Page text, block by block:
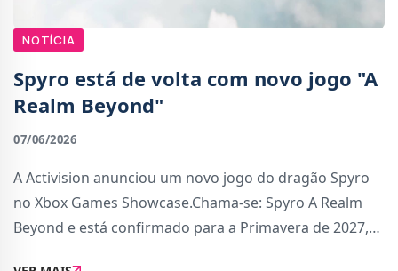
NOTÍCIA
Spyro está de volta com novo jogo "A
Realm Beyond"
07/06/2026
A Activision anunciou um novo jogo do dragão Spyro
no Xbox Games Showcase.Chama-se: Spyro A Realm
Beyond e está confirmado para a Primavera de 2027,